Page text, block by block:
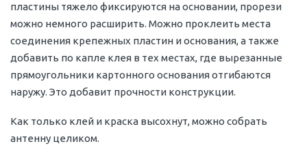
пластины тяжело фиксируются на основании, прорези
можно немного расширить. Можно проклеить места
соединения крепежных пластин и основания, а также
добавить по капле клея в тех местах, где вырезанные
прямоугольники картонного основания отгибаются
наружу. Это добавит прочности конструкции.
Как только клей и краска высохнут, можно собрать
антенну целиком.